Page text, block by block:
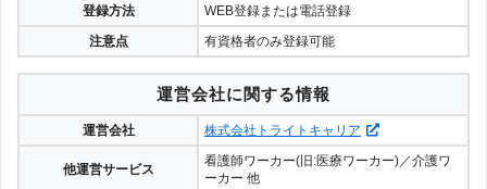
登録方法
WEB登録または電話登録
注意点
有資格者のみ登録可能
運営会社に関する情報
運営会社 株式会社トライトキャリア
他運営サービス
看護師ワーカー(旧:医療ワーカー)／介護ワ
ーカー 他